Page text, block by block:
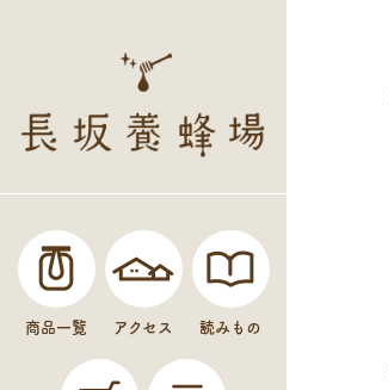
商品一覧 アクセス 読みもの